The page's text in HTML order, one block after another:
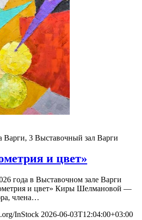
Варги, 3 Выставочный зал Варги
и цвет»
года в Выставочном зале Варги
и цвет» Киры Шелмановой —
члена…
InStock 2026-06-03T12:04:00+03:00